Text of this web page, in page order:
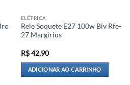
ELÉTRICA
Rele Soquete E27 100w Biv Rfe-
27 Margirius
R$42,90
ADICIONAR AO CARRINHO